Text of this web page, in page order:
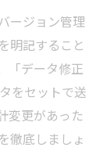
ージョン管理
明記すること
「データ修正
をセットで送
変更があった
徹底しましょ